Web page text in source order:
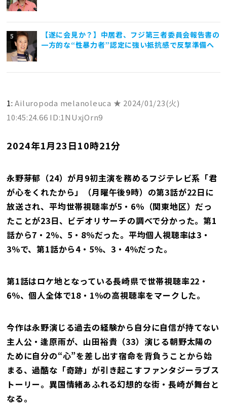
【遂に会見か？】中居君、フジ第三者委員会報告書の
一方的な“性暴力者”認定に強い抵抗感で反撃準備へ
1:Ailuropoda melanoleuca ★ 2024/01/23(火)
10:45:24.66 ID:1NUxjOrn9
2024年1月23日10時21分
永野芽郁（24）が月9初主演を務めるフジテレビ系「君
が心をくれたから」（月曜午後9時）の第3話が22日に
放送され、平均世帯視聴率が5・6％（関東地区）だっ
たことが23日、ビデオリサーチの調べで分かった。第1
話から7・2％、5・8％だった。平均個人視聴率は3・
3％で、第1話から4・5％、3・4％だった。
第1話はロケ地となっている長崎県で世帯視聴率22・
6％、個人全体で18・1％の高視聴率をマークした。
今作は永野演じる過去の経験から自分に自信が持てない
主人公・逢原雨が、山田裕貴（33）演じる朝野太陽の
ために自分の“心”を差し出す宿命を背負うことから始
まる、過酷な「奇跡」が引き起こすファンタジーラブス
トーリー。異国情緒あふれる幻想的な街・長崎が舞台と
なる。